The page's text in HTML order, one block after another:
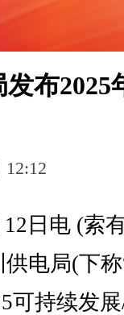
布2025
日电 (索
电局(下
可持续发